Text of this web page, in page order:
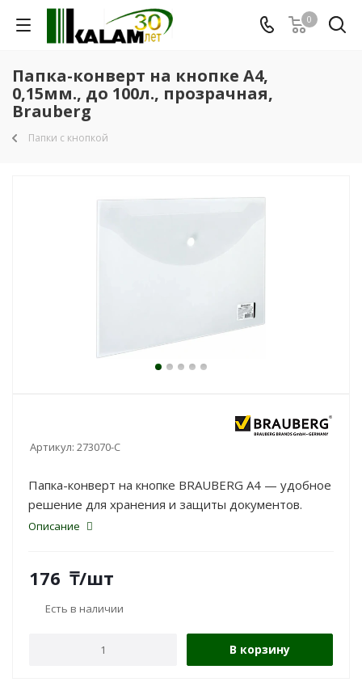
0
Папка-конверт на кнопке А4,
0,15мм., до 100л., прозрачная,
Brauberg
Папки с кнопкой
Артикул: 273070-С
Папка-конверт на кнопке BRAUBERG А4 — удобное
решение для хранения и защиты документов.
Описание
176 ₸/шт
Есть в наличии
В корзину